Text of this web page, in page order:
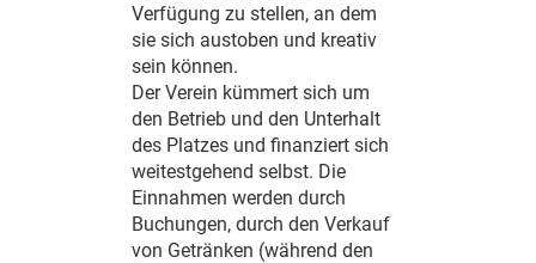
Verfügung zu stellen, an dem
sie sich austoben und kreativ
sein können.
Der Verein kümmert sich um
den Betrieb und den Unterhalt
des Platzes und finanziert sich
weitestgehend selbst. Die
Einnahmen werden durch
Buchungen, durch den Verkauf
von Getränken (während den